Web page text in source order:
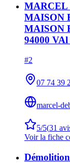
MARCEL
MAISON
MAISON
94000
#2
07 74 39
marcel-
5/5(31
Voir la fiche